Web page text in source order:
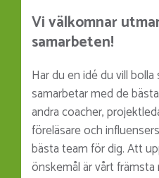
Vi välkomnar
samarbeten!
Har du en idé du vill bolla
samarbetar med de
andra coacher,
föreläsare och
bästa team för dig. Att
önskemål är vårt